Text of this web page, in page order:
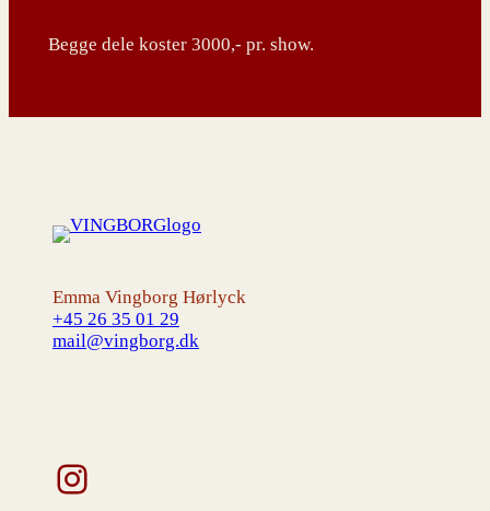
Begge dele koster 3000,- pr. show.
Emma Vingborg Hørlyck
+45 26 35 01 29
mail@vingborg.dk
Instagram